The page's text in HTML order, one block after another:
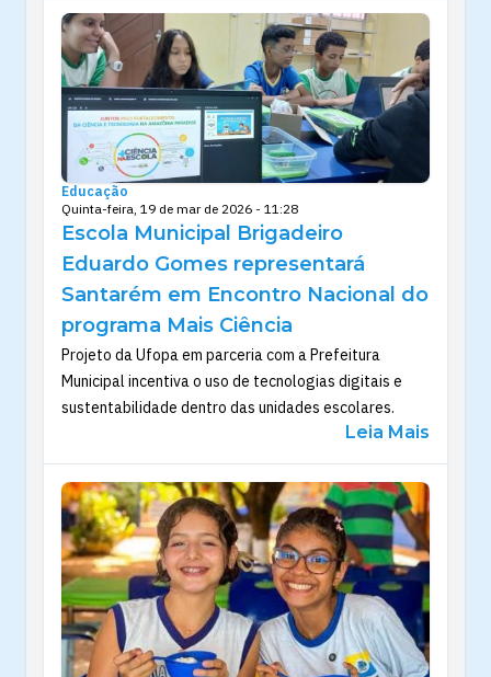
Educação
Quinta-feira, 19 de mar de 2026 - 11:28
Escola Municipal Brigadeiro
Eduardo Gomes representará
Santarém em Encontro Nacional do
programa Mais Ciência
Projeto da Ufopa em parceria com a Prefeitura
Municipal incentiva o uso de tecnologias digitais e
sustentabilidade dentro das unidades escolares.
Leia Mais